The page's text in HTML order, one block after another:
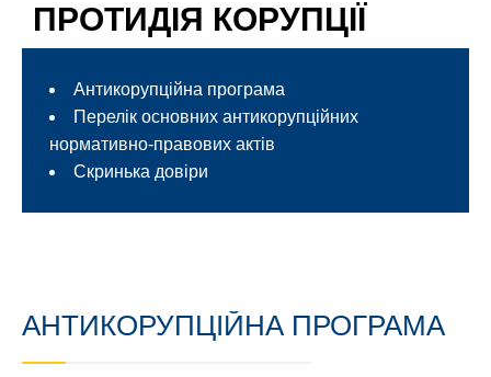
ПРОТИДІЯ КОРУПЦІЇ
Антикорупційна програма
Перелік основних антикорупційних
нормативно-правових актів
Скринька довіри
АНТИКОРУПЦІЙНА ПРОГРАМА